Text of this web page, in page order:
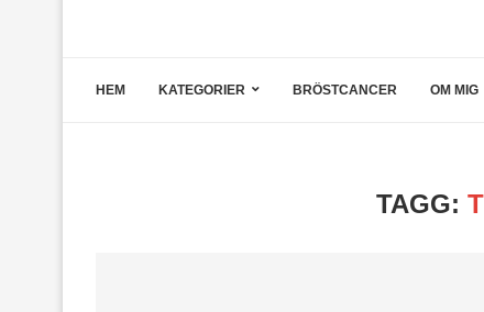
HEM KATEGORIER BRÖSTCANCER OM MIG
TAGG: